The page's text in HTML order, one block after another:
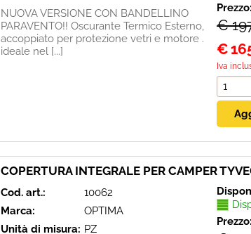
NUOVA VERSIONE CON BANDELLINO
PARAVENTO!! Oscurante Termico Esterno,
accoppiato per protezione vetri e motore .
ideale nel [...]
Prezzo:
€
€
Iva
COPERTURA INTEGRALE PER CAMPER
Cod. art.:
10062
Marca:
OPTIMA
Unità di misura: PZ
Prezzo: